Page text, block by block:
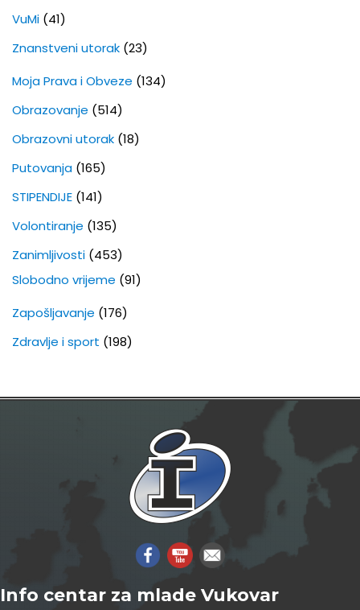
VuMi (41)
Znanstveni utorak (23)
Moja Prava i Obveze (134)
Obrazovanje (514)
Obrazovni utorak (18)
Putovanja (165)
STIPENDIJE (141)
Volontiranje (135)
Zanimljivosti (453)
Slobodno vrijeme (91)
Zapošljavanje (176)
Zdravlje i sport (198)
Info centar za mlade Vukovar